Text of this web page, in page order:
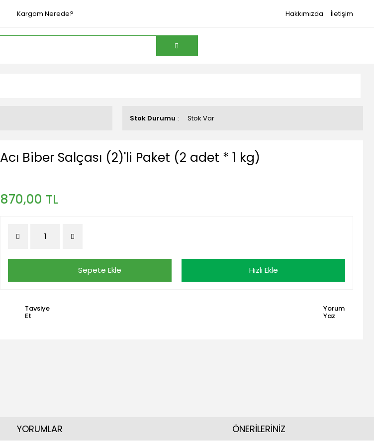
Kargom Nerede? Hakkımızda İletişim
Stok Durumu Stok Var
Acı Biber Salçası (2)'li Paket (2 adet * 1 kg)
870,00 TL
Sepete Ekle Hızlı Ekle
Tavsiye
Et
Yorum
Yaz
YORUMLAR ÖNERİLERİNİZ